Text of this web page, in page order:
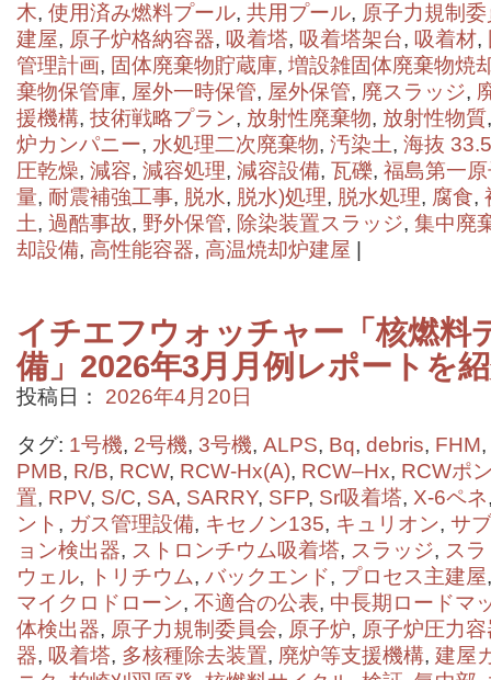
木, 使用済み燃料プール, 共用プール, 原子力規制
建屋, 原子炉格納容器, 吸着塔, 吸着塔架台, 吸着材,
管理計画, 固体廃棄物貯蔵庫, 増設雑固体廃棄物焼
棄物保管庫, 屋外一時保管, 屋外保管, 廃スラッジ,
援機構, 技術戦略プラン, 放射性廃棄物, 放射性物質
炉カンパニー, 水処理二次廃棄物, 汚染土, 海抜
圧乾燥, 減容, 減容処理, 減容設備, 瓦礫, 福島第一
量, 耐震補強工事, 脱水, 脱水)処理, 脱水処理, 腐食,
土, 過酷事故, 野外保管, 除染装置スラッジ, 集中廃
却設備, 高性能容器, 高温焼却炉建屋
イチエフウォッチャー「核燃料
備」2026年3月月例レポートを
投稿日： 2026年4月20日
タグ: 1号機, 2号機, 3号機, ALPS, Bq, debris, FHM,
PMB, R/B, RCW, RCW-Hx(A), RCW–Hx, RCWポ
置, RPV, S/C, SA, SARRY, SFP, Sr吸着塔, X-6ペネ
ント , ガス管理設備, キセノン135, キュリオン, サ
ョン検出器, ストロンチウム吸着塔, スラッジ, ス
ウェル, トリチウム, バックエンド, プロセス主建屋
マイクロドローン, 不適合の公表, 中長期ロードマ
体検出器, 原子力規制委員会, 原子炉, 原子炉圧力容
器, 吸着塔, 多核種除去装置, 廃炉等支援機構, 建屋